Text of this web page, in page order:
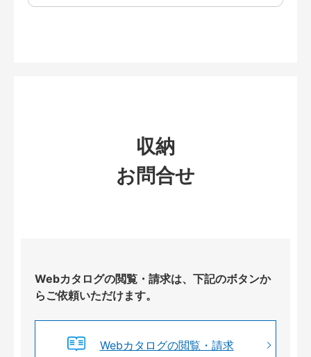
収納
お問合せ
Webカタログの閲覧・請求は、下記のボタンか
らご依頼いただけます。
Webカタログの閲覧・請求